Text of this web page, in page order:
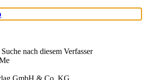
Suche nach diesem Verfasser
GmbH & Co. KG